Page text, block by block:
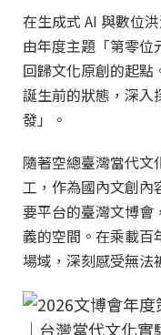
在生成式 AI 與數位
由年度主題「第零
回歸文化原創的起點
誕生前的狀態，深入
發」。
隨著空總臺灣當代文
工，作為國內文創內
要平台的臺灣文博會
義的空間。在乘載百
場域，深刻感受無法